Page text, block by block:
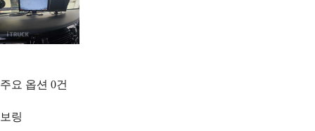
주요 옵션 0건
보링